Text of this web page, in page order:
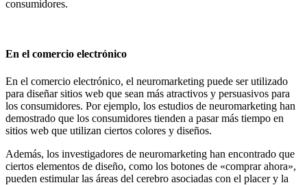
consumidores.
En el comercio electrónico
En el comercio electrónico, el neuromarketing puede ser utilizado
para diseñar sitios web que sean más atractivos y persuasivos para
los consumidores. Por ejemplo, los estudios de neuromarketing han
demostrado que los consumidores tienden a pasar más tiempo en
sitios web que utilizan ciertos colores y diseños.
Además, los investigadores de neuromarketing han encontrado que
ciertos elementos de diseño, como los botones de «comprar ahora»,
pueden estimular las áreas del cerebro asociadas con el placer y la